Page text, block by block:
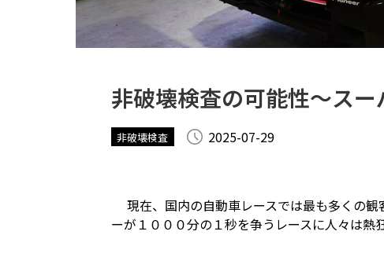
非破壊検査の可能性～ス
非破壊検査 2025-07-29
現在、国内の自動車レースでは最も多くの観
ーが１０００分の１秒を争うレースに人々は熱